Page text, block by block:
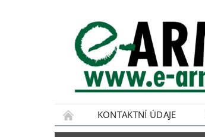
KONTAKTNÍ ÚDAJE